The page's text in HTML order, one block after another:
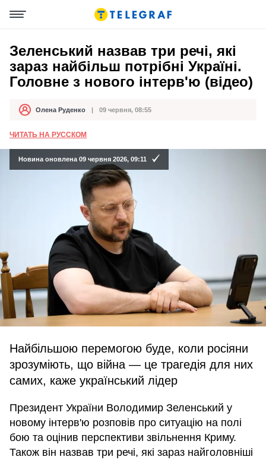
Зеленський назвав три речі, які
зараз найбільш потрібні Україні.
Головне з нового інтерв'ю (відео)
АвторОлена Руденко
Дата публікації 09 червня, 08:55
ЧИТАТЬ НА РУССКОМ
Новина оновлена 09 червня 2026, 09:11
Найбільшою перемогою буде, коли росіяни
зрозуміють, що війна — це трагедія для них
самих, каже український лідер
Президент України Володимир Зеленський у
новому інтерв'ю розповів про ситуацію на полі
бою та оцінив перспективи звільнення Криму.
Також він назвав три речі, які зараз найголовніші